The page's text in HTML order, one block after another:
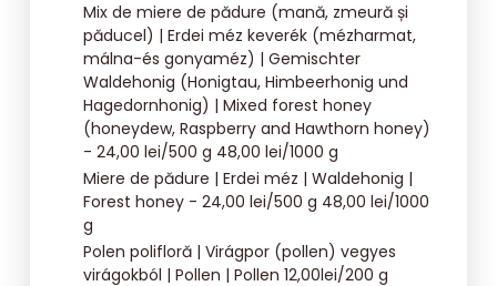
Mix de miere de pădure (mană, zmeură și
păducel) | Erdei méz keverék (mézharmat,
málna-és gonyaméz) | Gemischter
Waldehonig (Honigtau, Himbeerhonig und
Hagedornhonig) | Mixed forest honey
(honeydew, Raspberry and Hawthorn honey)
- 24,00 lei/500 g 48,00 lei/1000 g
Miere de pădure | Erdei méz | Waldehonig |
Forest honey - 24,00 lei/500 g 48,00 lei/1000
g
Polen polifloră | Virágpor (pollen) vegyes
virágokból | Pollen | Pollen 12,00lei/200 g